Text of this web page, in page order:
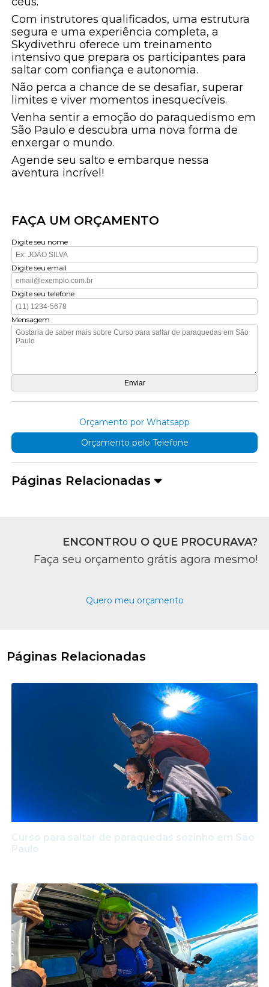
Com instrutores qualificados, uma estrutura
segura e uma experiência completa, a
Skydivethru oferece um treinamento
intensivo que prepara os participantes para
saltar com confiança e autonomia.
Não perca a chance de se desafiar, superar
limites e viver momentos inesquecíveis.
Venha sentir a emoção do paraquedismo em
São Paulo e descubra uma nova forma de
enxergar o mundo.
Agende seu salto e embarque nessa
aventura incrível!
FAÇA UM ORÇAMENTO
Digite seu nome
Digite seu email
Digite seu telefone
Mensagem
Orçamento por Whatsapp
Orçamento pelo Telefone
Páginas Relacionadas
ENCONTROU O QUE PROCURAVA?
Faça seu orçamento grátis agora mesmo!
Quero meu orçamento
Páginas Relacionadas
Curso para saltar de paraquedas sozinho em São
Paulo